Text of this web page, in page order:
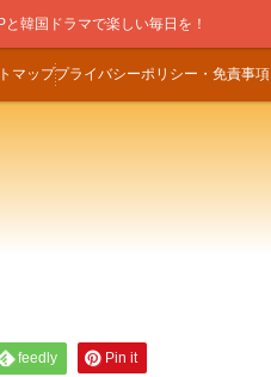
と韓国ドラマで楽しい毎日を！
マッププライバシーポリシー・免責事項
feedly Pin it